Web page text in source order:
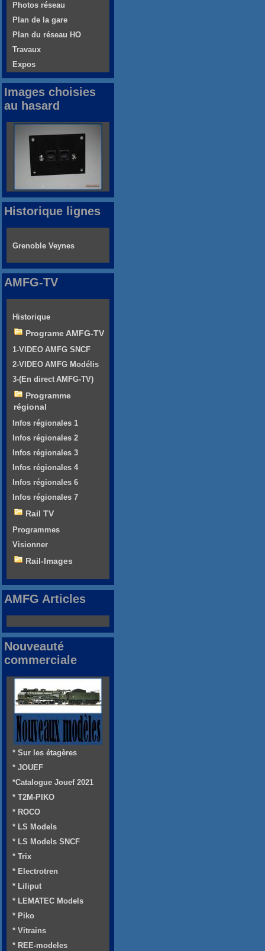
Photos réseau
Plan de la gare
Plan du réseau HO
Travaux
Expos
Images choisies
au hasard
Historique lignes
Grenoble Veynes
AMFG-TV
Historique
Programe AMFG-TV
1-VIDEO AMFG SNCF
2-VIDEO AMFG Modélis
3-(En direct AMFG-TV)
Programme
régional
Infos régionales 1
Infos régionales 2
Infos régionales 3
Infos régionales 4
Infos régionales 6
Infos régionales 7
Rail TV
Programmes
Visionner
Rail-Images
AMFG Articles
Nouveauté
commerciale
* Sur les étagères
* JOUEF
*Catalogue Jouef 2021
* T2M-PIKO
* ROCO
* LS Models
* LS Models SNCF
* Trix
* Electrotren
* Liliput
* LEMATEC Models
* Piko
* Vitrains
* REE-modeles